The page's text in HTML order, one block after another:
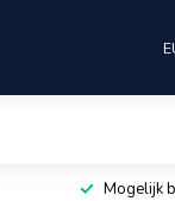
Mogelijk